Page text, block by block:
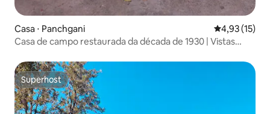
Casa ⋅ Panchgani 4,93 de uma
4,93 (15)
Casa de campo restaurada da década de 1930 | Vistas
Superhost
Superhost